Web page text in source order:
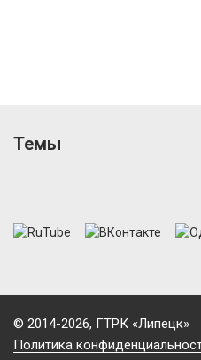
Темы
© 2014-2026, ГТРК «Липецк»
Политика